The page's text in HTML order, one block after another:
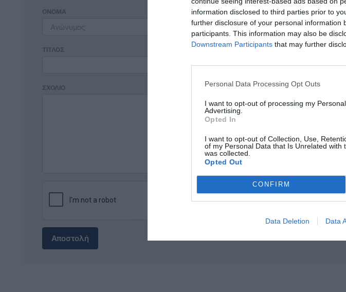
information disclosed to third parties prior to
further disclosure of your personal information
participants. This information may also be
Downstream Participants that may further
Personal Data Processing Opt Outs
I want to opt-out of processing my
Advertising.
Opted In
I want to opt-out of Collection, Use,
of my Personal Data that Is Unrelated with
was collected.
Opted Out
CONFIRM
Data Deletion Data
ΟΝΟΜΑ
ΤΙΤΛΟΣ
ΣΧΟΛΙΟ
Αποστολή